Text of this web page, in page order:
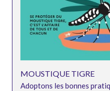
MOUSTIQUE TIGRE
Adoptons les bonnes